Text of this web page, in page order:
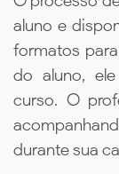
aluno e
formatos
do aluno,
curso. O
durante sua